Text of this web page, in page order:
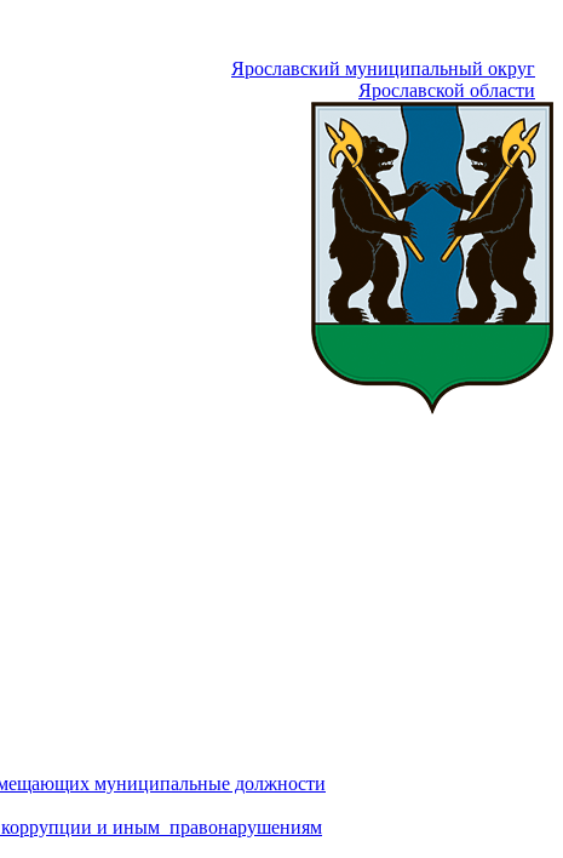
Ярославский муниципальный округ
Ярославской области
муниципальные должности
коррупции и иным правонарушениям